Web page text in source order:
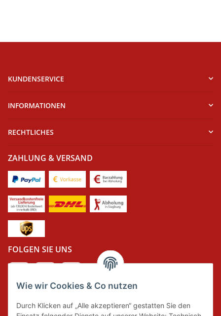
Wie wir Cookies & Co nutzen
Durch Klicken auf „Alle akzeptieren“ gestatten Sie den
KUNDENSERVICE
INFORMATIONEN
RECHTLICHES
ZAHLUNG & VERSAND
FOLGEN SIE UNS